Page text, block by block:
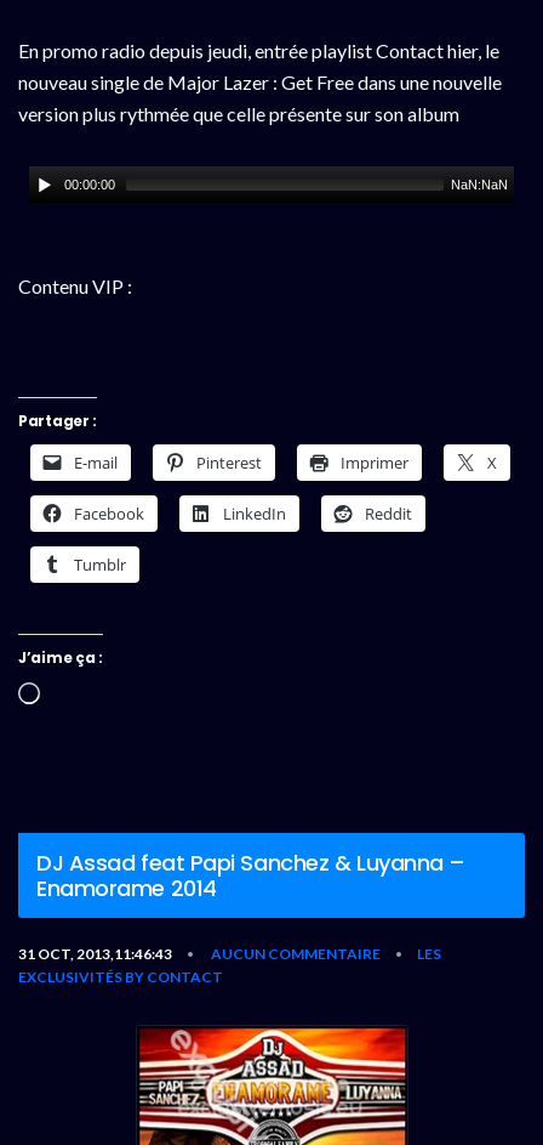
En promo radio depuis jeudi, entrée playlist Contact hier, le
nouveau single de Major Lazer : Get Free dans une nouvelle
version plus rythmée que celle présente sur son album
00:00:00 NaN:NaN
Contenu VIP :
Partager :
E-mail Pinterest Imprimer X
Facebook LinkedIn Reddit
Tumblr
J’aime ça :
Chargement…
DJ Assad feat Papi Sanchez & Luyanna –
Enamorame 2014
31 OCT, 2013,11:46:43 • AUCUN COMMENTAIRE •
LES
EXCLUSIVITÉS BY CONTACT